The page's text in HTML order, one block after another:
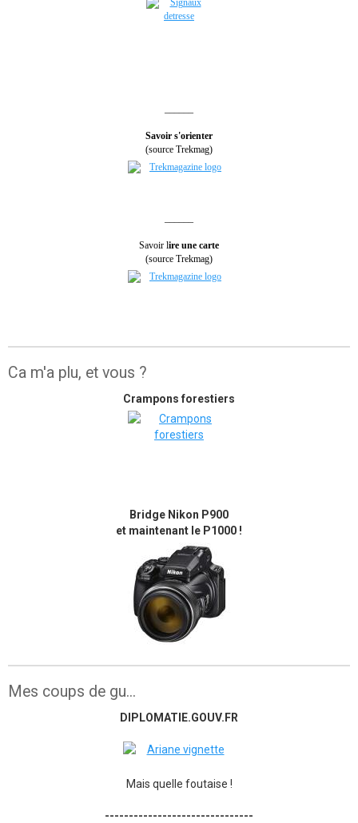
Savoir s'orienter
(source Trekmag)
Savoir lire une carte
(source Trekmag)
Ca m'a plu, et vous ?
Crampons forestiers
Bridge Nikon P900
et maintenant le P1000 !
Mes coups de gu...
DIPLOMATIE.GOUV.FR
Mais quelle foutaise !
-------------------------------